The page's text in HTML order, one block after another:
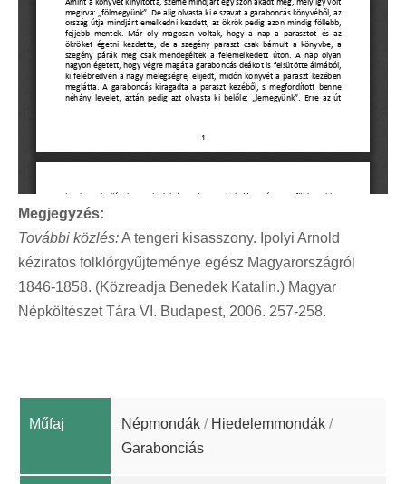
Megjegyzés:
További közlés:A tengeri kisasszony. Ipolyi Arnold
kéziratos folklórgyűjteménye egész Magyarországról
1846-1858. (Közreadja Benedek Katalin.) Magyar
Népköltészet Tára VI. Budapest, 2006. 257-258.
Műfaj Népmondák / Hiedelemmondák /
Garabonciás